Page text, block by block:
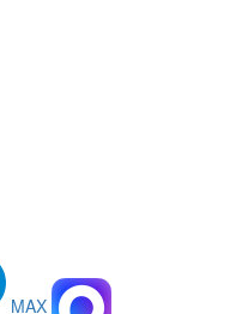
MAX